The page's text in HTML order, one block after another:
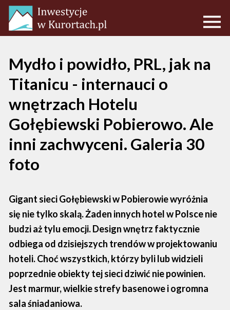
Mydło i powidło, PRL, jak na
Titanicu - internauci o
wnętrzach Hotelu
Gołębiewski Pobierowo. Ale
inni zachwyceni. Galeria 30
foto
Gigant sieci Gołębiewski w Pobierowie wyróżnia
się nie tylko skalą. Żaden innych hotel w Polsce nie
budzi aż tylu emocji. Design wnętrz faktycznie
odbiega od dzisiejszych trendów w projektowaniu
hoteli. Choć wszystkich, którzy byli lub widzieli
poprzednie obiekty tej sieci dziwić nie powinien.
Jest marmur, wielkie strefy basenowe i ogromna
sala śniadaniowa.